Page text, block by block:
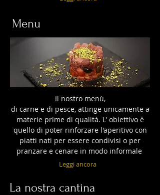
Menu
Il nostro menù,
di carne e di pesce, attinge unicamente a
materie prime di qualità. L' obiettivo è
quello di poter rinforzare l'aperitivo con
piatti nati per essere condivisi o per
pranzare e cenare in modo informale
Leggi ancora
La nostra cantina